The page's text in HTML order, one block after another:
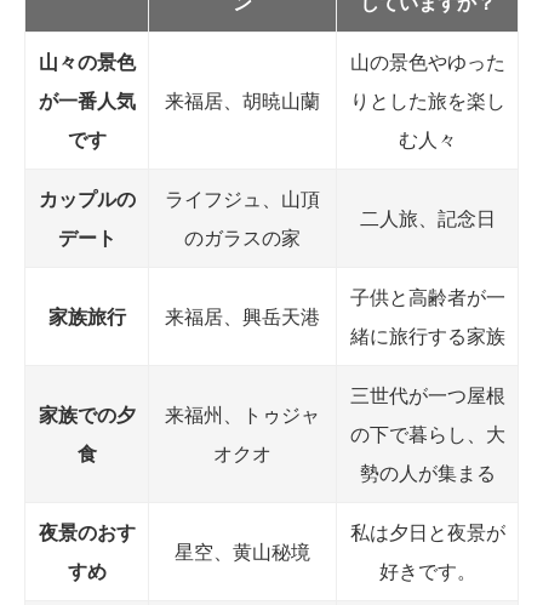
山々の景色
が一番人気
です
来福居、胡暁山蘭
山の景色やゆった
りとした旅を楽し
む人々
カップルの
デート
ライフジュ、山頂
のガラスの家
二人旅、記念日
家族旅行 来福居、興岳天港
子供と高齢者が一
緒に旅行する家族
家族での夕
食
来福州、トゥジャ
オクオ
三世代が一つ屋根
の下で暮らし、大
勢の人が集まる
夜景のおす
すめ
星空、黄山秘境
私は夕日と夜景が
好きです。